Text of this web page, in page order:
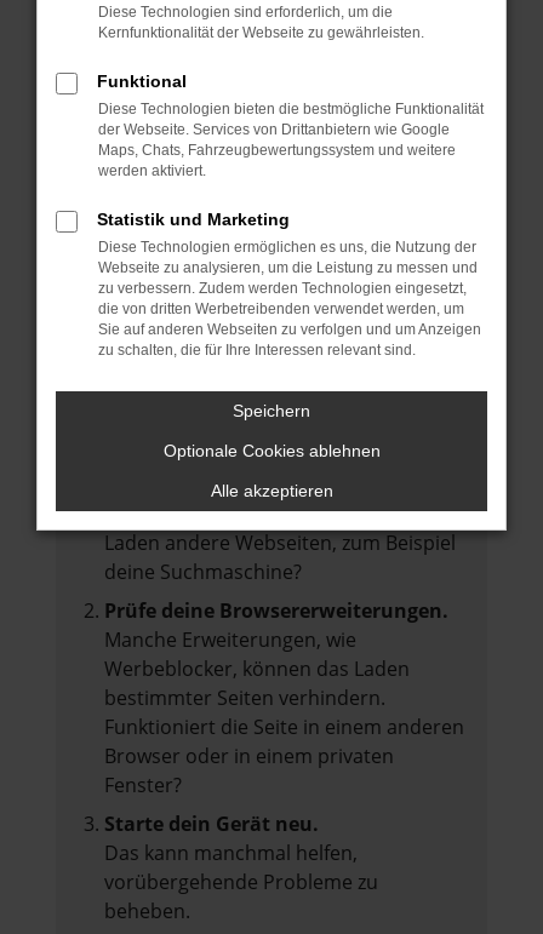
DRITTE AUFLAGE DES POPULÄREN KLEINWAGENS
VERKÖRPERT MIT IHRER AUSGEPRÄGTEN AGILITÄT,
ARKANTEN DESIGN
KLASSISCHE TWINGO TUGENDEN.
SOFORT VERFÜGBARE RENAULT
TWINGO
FEHLER: NETWORK ERROR
Hier sind ein paar Tipps, die dir helfen
Überprüfe deine Firewall und deine
Internetverbindung.
Laden andere Webseiten, zum Beispiel
deine Suchmaschine?
Prüfe deine Browsererweiterungen.
Manche Erweiterungen, wie
Werbeblocker, können das Laden
bestimmter Seiten verhindern.
Funktioniert die Seite in einem anderen
Browser oder in einem privaten
Fenster?
Starte dein Gerät neu.
Das kann manchmal helfen,
vorübergehende Probleme zu
beheben.
Diese Technologien sind erforderlich, um die
Kernfunktionalität der Webseite zu gewährleisten.
Funktional
Diese Technologien bieten die bestmögliche Funktionalität
der Webseite. Services von Drittanbietern wie Google
Maps, Chats, Fahrzeugbewertungssystem und weitere
werden aktiviert.
Statistik und Marketing
Diese Technologien ermöglichen es uns, die Nutzung der
Webseite zu analysieren, um die Leistung zu messen und
zu verbessern. Zudem werden Technologien eingesetzt,
die von dritten Werbetreibenden verwendet werden, um
Sie auf anderen Webseiten zu verfolgen und um Anzeigen
zu schalten, die für Ihre Interessen relevant sind.
Speichern
Optionale Cookies ablehnen
Alle akzeptieren